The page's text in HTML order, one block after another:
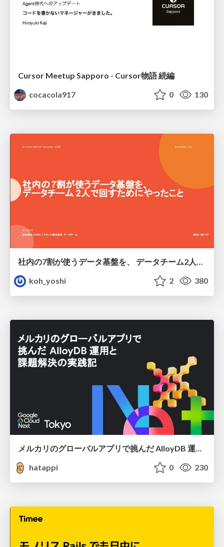
Cursor Meetup Sapporo - Cursor物語 続編
cocacola917
0 130
社内の7割が使うデータ基盤を、 データチーム2人で回すためにやったこと
koh_yoshi
2 380
hatappi
0 230